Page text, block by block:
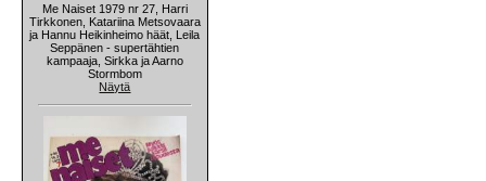
Me Naiset 1979 nr 27, Harri
Tirkkonen, Katariina Metsovaara
ja Hannu Heikinheimo häät, Leila
Seppänen - supertähtien
kampaaja, Sirkka ja Aarno
Stormbom
Näytä